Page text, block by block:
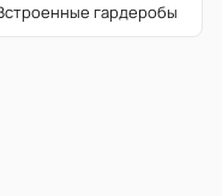
гардеробы